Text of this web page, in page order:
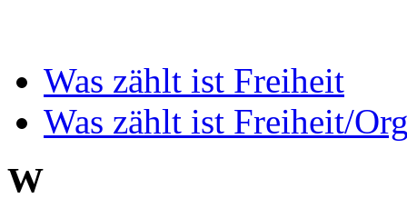
Was zählt ist Freiheit
Was zählt ist Freiheit/
W